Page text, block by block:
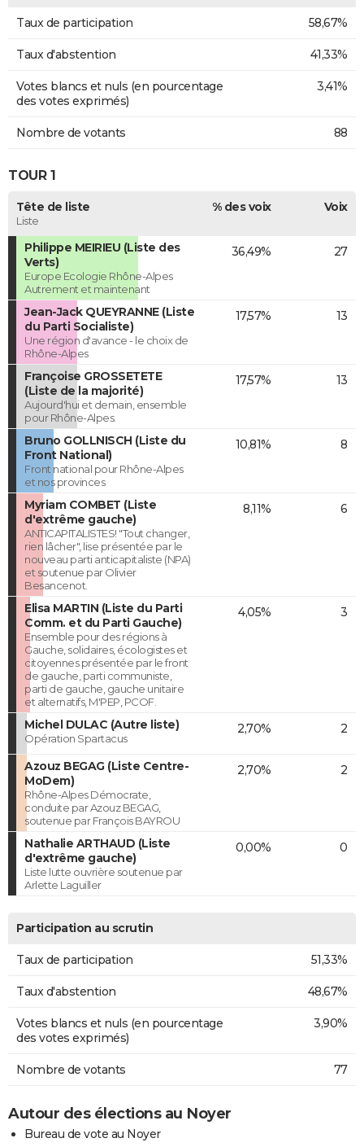
Taux de participation 58,67%
Taux d'abstention 41,33%
Votes blancs et nuls (en pourcentage
des votes exprimés)
3,41%
Nombre de votants 88
TOUR 1
Tête de liste
Liste
% des voix Voix
Philippe MEIRIEU (Liste des
Verts)
Europe Ecologie Rhône-Alpes
Autrement et maintenant
36,49% 27
Jean-Jack QUEYRANNE (Liste
du Parti Socialiste)
Une région d'avance - le choix de
Rhône-Alpes
17,57% 13
Françoise GROSSETETE
(Liste de la majorité)
Aujourd'hui et demain, ensemble
pour Rhône-Alpes.
17,57% 13
Bruno GOLLNISCH (Liste du
Front National)
Front national pour Rhône-Alpes
et nos provinces
10,81% 8
Myriam COMBET (Liste
d'extrême gauche)
ANTICAPITALISTES! "Tout changer,
rien lâcher", lise présentée par le
nouveau parti anticapitaliste (NPA)
et soutenue par Olivier
Besancenot.
8,11% 6
Elisa MARTIN (Liste du Parti
Comm. et du Parti Gauche)
Ensemble pour des régions à
Gauche, solidaires, écologistes et
citoyennes présentée par le front
de gauche, parti communiste,
parti de gauche, gauche unitaire
et alternatifs, M'PEP, PCOF.
4,05% 3
Michel DULAC (Autre liste)
Opération Spartacus
2,70% 2
Azouz BEGAG (Liste Centre-
MoDem)
Rhône-Alpes Démocrate,
conduite par Azouz BEGAG,
soutenue par François BAYROU
2,70% 2
Nathalie ARTHAUD (Liste
d'extrême gauche)
Liste lutte ouvrière soutenue par
Arlette Laguiller
0,00% 0
Participation au scrutin
Taux de participation 51,33%
Taux d'abstention 48,67%
Votes blancs et nuls (en pourcentage
des votes exprimés)
3,90%
Nombre de votants 77
Autour des élections au Noyer
Bureau de vote au Noyer